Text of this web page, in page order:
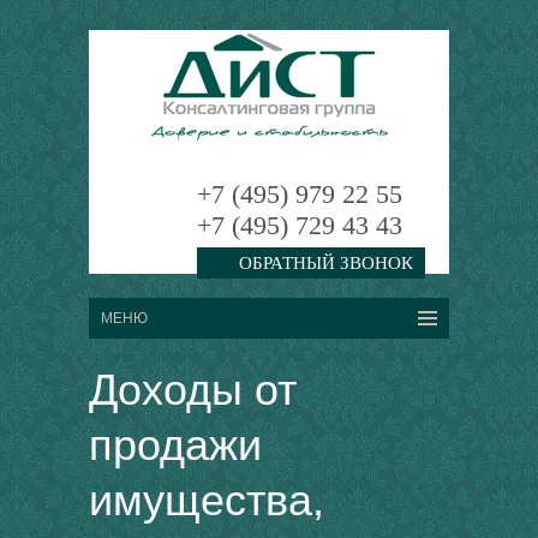
+7 (495) 979 22 55
+7 (495) 729 43 43
ОБРАТНЫЙ ЗВОНОК
Доходы от
продажи
имущества,